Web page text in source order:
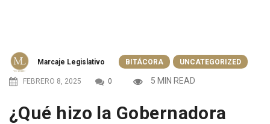
Marcaje Legislativo BITÁCORA UNCATEGORIZED
FEBRERO 8, 2025 0 5 MIN READ
¿Qué hizo la Gobernadora